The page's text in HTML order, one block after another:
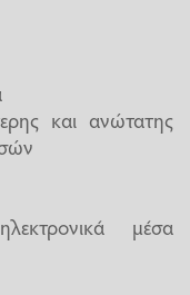
και ανώτατης
μέσα